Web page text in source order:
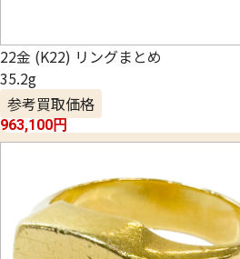
22金 (K22) リングまとめ
35.2g
参考買取価格
963,100円